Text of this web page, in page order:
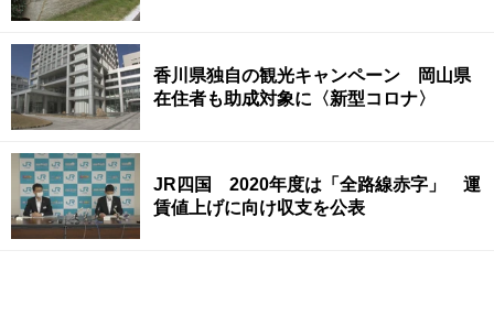
香川県独自の観光キャンペーン 岡山県
在住者も助成対象に〈新型コロナ〉
JR四国 2020年度は「全路線赤字」 運
賃値上げに向け収支を公表